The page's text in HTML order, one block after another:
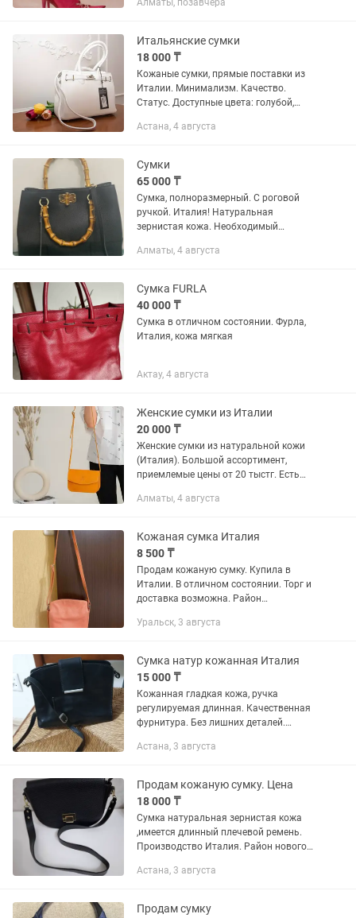
Алматы, позавчера
Итальянские сумки
18 000 ₸
Кожаные сумки, прямые поставки из
Италии. Минимализм. Качество.
Статус. Доступные цвета: голубой,
Астана, 4 августа
Сумки
65 000 ₸
Сумка, полноразмерный. С роговой
ручкой. Италия! Натуральная
зернистая кожа. Необходимый
Прямые поставки. Очень стильно и
Алматы, 4 августа
Сумка FURLA
40 000 ₸
Сумка в отличном состоянии. Фурла,
Италия, кожа мягкая
Актау, 4 августа
Женские сумки из Италии
20 000 ₸
Женские сумки из натуральной кожи
(Италия). Большой ассортимент,
приемлемые цены от 20 тыстг. Есть
Казахстану. См. др. мои объявления
Алматы, 4 августа
Кожаная сумка Италия
8 500 ₸
Продам кожаную сумку. Купила в
Италии. В отличном состоянии. Торг и
доставка возможна. Район
Маметовой), подробнее звонить либо
Уральск, 3 августа
Сумка натур кожанная Италия
15 000 ₸
Кожанная гладкая кожа, ручка
регулируемая длинная. Качественная
фурнитура. Без лишних деталей.
19см, высота 23см, дно 9см. 2
Астана, 3 августа
Продам кожаную сумку. Цена
18 000 ₸
Сумка натуральная зернистая кожа
,имеется длинный плечевой ремень.
Производство Италия. Район нового
Астана, 3 августа
Продам сумку